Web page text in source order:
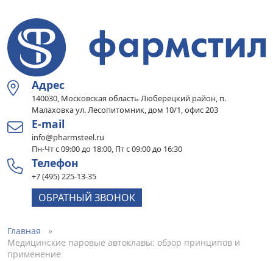
Адрес
140030, Московская область Люберецкий район, п.
Малаховка ул. Лесопитомник, дом 10/1, офис 203
E-mail
info@pharmsteel.ru
Пн-Чт с 09:00 до 18:00, Пт с 09:00 до 16:30
Телефон
+7 (495) 225-13-35
ОБРАТНЫЙ ЗВОНОК
Главная
Медицинские паровые автоклавы: обзор принципов и
применение